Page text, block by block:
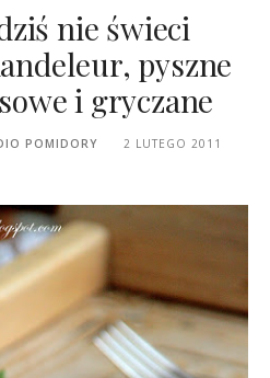
nie świeci
pyszne
i gryczane
POMIDORY
2 LUTEGO 2011